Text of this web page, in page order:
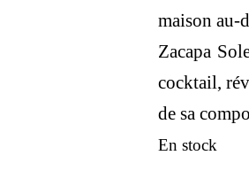
maison au-
Zacapa
cocktail,
de sa
En stock